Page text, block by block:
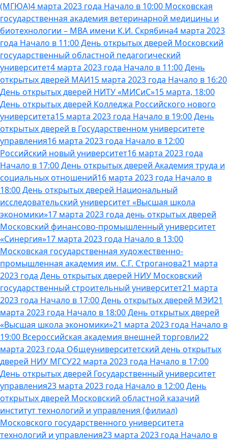
(МГЮА)4 марта 2023 года Начало в 10:00 Московская
государственная академия ветеринарной медицины и
биотехнологии – МВА имени К.И. Скрябина4 марта 2023
года Начало в 11:00 День открытых дверей Московский
государственный областной педагогический
университет4 марта 2023 года Начало в 11:00 День
открытых дверей МАИ15 марта 2023 года Начало в 16:20
День открытых дверей НИТУ «МИСиС»15 марта, 18:00
День открытых дверей Колледжа Российского нового
университета15 марта 2023 года Начало в 19:00 День
открытых дверей в Государственном университете
управления16 марта 2023 года Начало в 12:00
Российский новый университет16 марта 2023 года
Начало в 17:00 День открытых дверей Академия труда и
социальных отношений16 марта 2023 года Начало в
18:00 День открытых дверей Национальный
исследовательский университет «Высшая школа
экономики»17 марта 2023 года день открытых дверей
Московский финансово-промышленный университет
«Синергия»17 марта 2023 года Начало в 13:00
Московская государственная художественно-
промышленная академия им. С.Г. Строганова21 марта
2023 года День открытых дверей НИУ Московский
государственный строительный университет21 марта
2023 года Начало в 17:00 День открытых дверей МЭИ21
марта 2023 года Начало в 18:00 День открытых дверей
«Высшая школа экономики»21 марта 2023 года Начало в
19:00 Всероссийская академия внешней торговли22
марта 2023 года Общеуниверситетский день открытых
дверей НИУ МГСУ22 марта 2023 года Начало в 17:00
День открытых дверей Государственный университет
управления23 марта 2023 года Начало в 12:00 День
открытых дверей Московский областной казачий
институт технологий и управления (филиал)
Московского государственного университета
технологий и управления23 марта 2023 года Начало в